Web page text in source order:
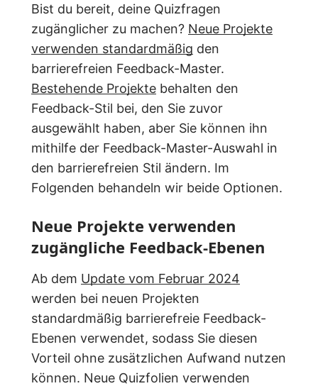
Bist du bereit, deine Quizfragen
zugänglicher zu machen? Neue Projekte
verwenden standardmäßig den
barrierefreien Feedback-Master.
Bestehende Projekte behalten den
Feedback-Stil bei, den Sie zuvor
ausgewählt haben, aber Sie können ihn
mithilfe der Feedback-Master-Auswahl in
den barrierefreien Stil ändern. Im
Folgenden behandeln wir beide Optionen.
Neue Projekte verwenden
zugängliche Feedback-Ebenen
Ab dem Update vom Februar 2024
werden bei neuen Projekten
standardmäßig barrierefreie Feedback-
Ebenen verwendet, sodass Sie diesen
Vorteil ohne zusätzlichen Aufwand nutzen
können. Neue Quizfolien verwenden